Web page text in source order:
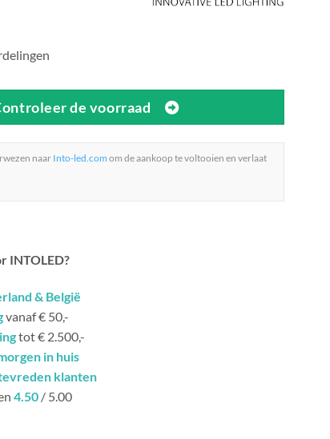
de voorraad
naar Into-led.com om de aankoop te voltooien en verlaat
INTOLED?
& België
vanaf € 50,-
tot € 2.500,-
in huis
klanten
4.50 / 5.00